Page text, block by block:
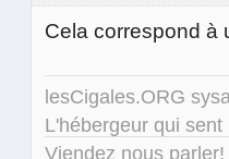
Cela correspond à
lesCigales.ORG
L'hébergeur qui
Viendez nous parler!